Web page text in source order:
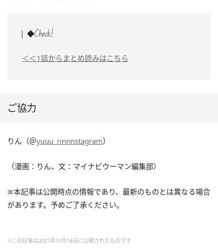
◆Check!
＜＜1話からまとめ読みはこちら
ご協力
りん（＠yuuu_rinnnstagram）
（漫画：りん、文：マイナビウーマン編集部）
※本記事は公開時点の情報であり、最新のものとは異なる場合
があります。予めご了承ください。
※この記事は2021年11月14日に公開されたものです